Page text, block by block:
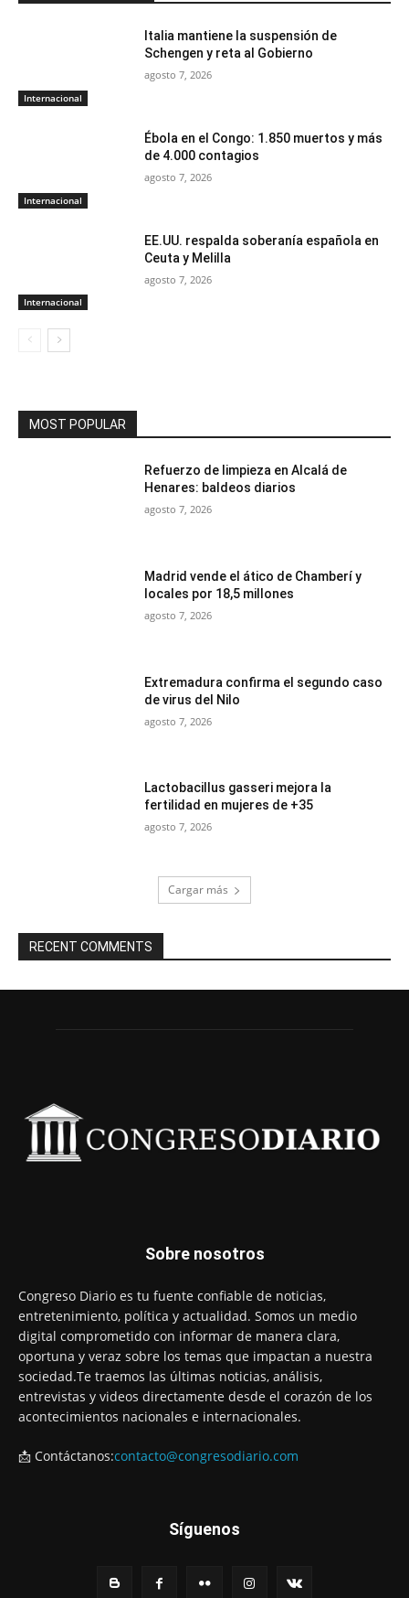
Internacional
Italia mantiene la suspensión de
Schengen y reta al Gobierno
agosto 7, 2026
Internacional
Ébola en el Congo: 1.850 muertos y más
de 4.000 contagios
agosto 7, 2026
Internacional
EE.UU. respalda soberanía española en
Ceuta y Melilla
agosto 7, 2026
MOST POPULAR
Refuerzo de limpieza en Alcalá de
Henares: baldeos diarios
agosto 7, 2026
Madrid vende el ático de Chamberí y
locales por 18,5 millones
agosto 7, 2026
Extremadura confirma el segundo caso
de virus del Nilo
agosto 7, 2026
Lactobacillus gasseri mejora la
fertilidad en mujeres de +35
agosto 7, 2026
Cargar más
RECENT COMMENTS
Sobre nosotros
Congreso Diario es tu fuente confiable de noticias,
entretenimiento, política y actualidad. Somos un medio
digital comprometido con informar de manera clara,
oportuna y veraz sobre los temas que impactan a nuestra
sociedad.Te traemos las últimas noticias, análisis,
entrevistas y videos directamente desde el corazón de los
acontecimientos nacionales e internacionales.
📩 Contáctanos:contacto@congresodiario.com
Síguenos